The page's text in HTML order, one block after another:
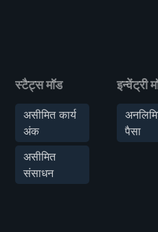
स्टैट्स मॉड
असीमित कार्य
अंक
असीमित
संसाधन
इन्वेंट्री
पैसा